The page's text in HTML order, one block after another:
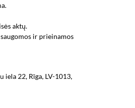
aktų.
ir prieinamos
22, Rīga, LV-1013,